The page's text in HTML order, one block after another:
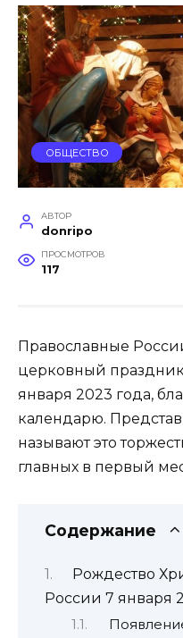
ОБЩЕСТВО
АВТОР
donripo
ПРОСМОТРОВ
117
Православные
церковный праздник
января 2023 года,
календарю.
называют это
главных в первый
Содержание
Рождество
России 7 января